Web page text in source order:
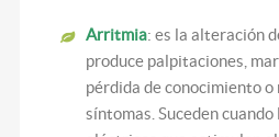
Arritmia: es la alteración
produce palpitaciones,
pérdida de conocimiento o
síntomas. Suceden cuando